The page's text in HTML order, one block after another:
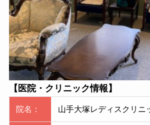
【医院・クリニック情報】
院名： 山手大塚レディスクリニ